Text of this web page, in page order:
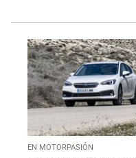
EN MOTORPASIÓN